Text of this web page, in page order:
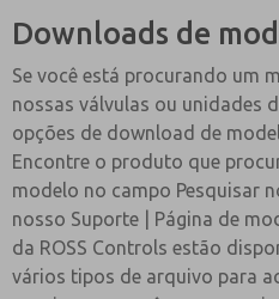
Downloads de
Se você está procurando um
nossas válvulas ou unidades
opções de download de
Encontre o produto que
modelo no campo Pesquisar
nosso Suporte | Página de
da ROSS Controls estão
vários tipos de arquivo para